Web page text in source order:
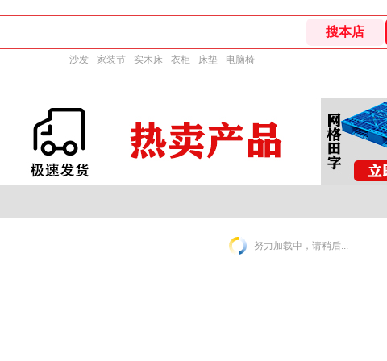
沙发 家装节 实木床 衣柜 床垫 电脑椅
努力加载中，请稍后...